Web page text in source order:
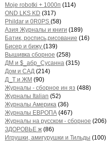
Moje robotki + 1000п (114)
OND LKS KD (317)
Phildar и 0R0PS (58)
Азия Журналы и книги (189)
Батик, роспись,рисование (16)
Бисер и бижу (139)
Вышивка сборное (258)
ДМ и $_абр_Сусанна (315)
Дом и САД (214)
Д_Т и ЖМ (90)
Журналы - сборное ин яз (488)
Журналы Italian (52)
Журналы Америка (36)
Журналы ЕВРОПА (467)
Журналы на русском - сборное (206)
ЗДОРОВЬЕ ж (86)
Игрушки, амигурушки и Тильды (100)